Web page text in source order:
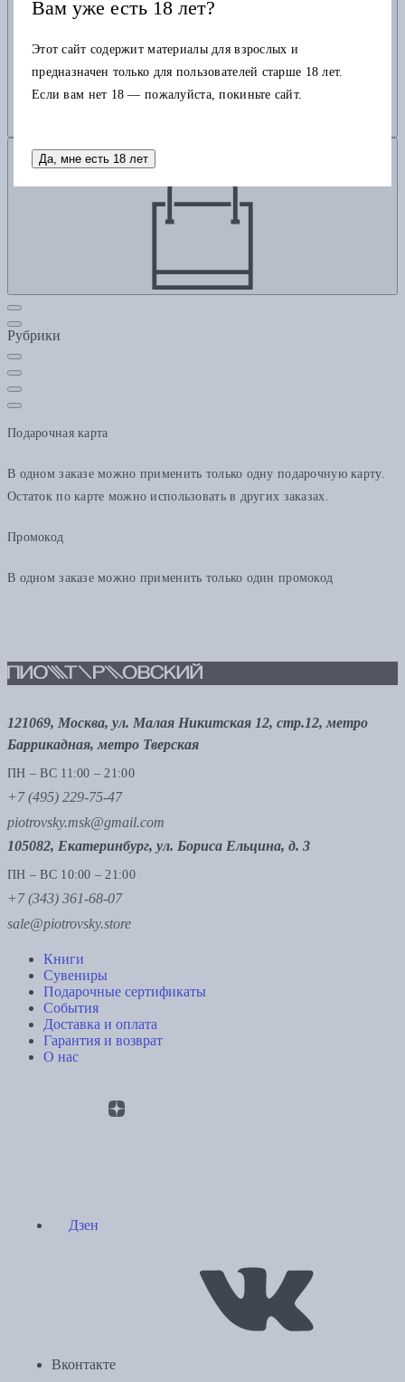
Добавить в корзину
Рубрики
Подарочная карта
В одном заказе можно применить только одну подарочную карту.
Остаток по карте можно использовать в других заказах.
Промокод
В одном заказе можно применить только один промокод
121069, Москва, ул. Малая Никитская 12, стр.12, метро
Баррикадная, метро Тверская
ПН – ВС 11:00 – 21:00
+7 (495) 229-75-47
piotrovsky.msk@gmail.com
105082, Екатеринбург, ул. Бориса Ельцина, д. 3
ПН – ВС 10:00 – 21:00
+7 (343) 361-68-07
sale@piotrovsky.store
Книги
Сувениры
Подарочные сертификаты
События
Доставка и оплата
Гарантия и возврат
О нас
Дзен
Вконтакте
Вам уже есть 18 лет?
Этот сайт содержит материалы для взрослых и
предназначен только для пользователей старше 18 лет.
Если вам нет 18 — пожалуйста, покиньте сайт.
Да, мне есть 18 лет